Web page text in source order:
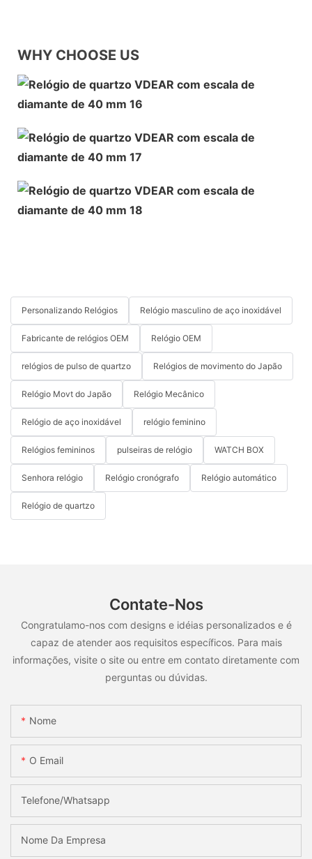
WHY CHOOSE US
Personalizando Relógios Relógio masculino de aço inoxidável
Fabricante de relógios OEM Relógio OEM
relógios de pulso de quartzo Relógios de movimento do Japão
Relógio Movt do Japão Relógio Mecânico
Relógio de aço inoxidável relógio feminino
Relógios femininos pulseiras de relógio WATCH BOX
Senhora relógio Relógio cronógrafo Relógio automático
Relógio de quartzo
Contate-Nos
Congratulamo-nos com designs e idéias personalizados e é
capaz de atender aos requisitos específicos. Para mais
informações, visite o site ou entre em contato diretamente com
perguntas ou dúvidas.
Nome
O Email
Telefone/whatsapp
Nome Da Empresa